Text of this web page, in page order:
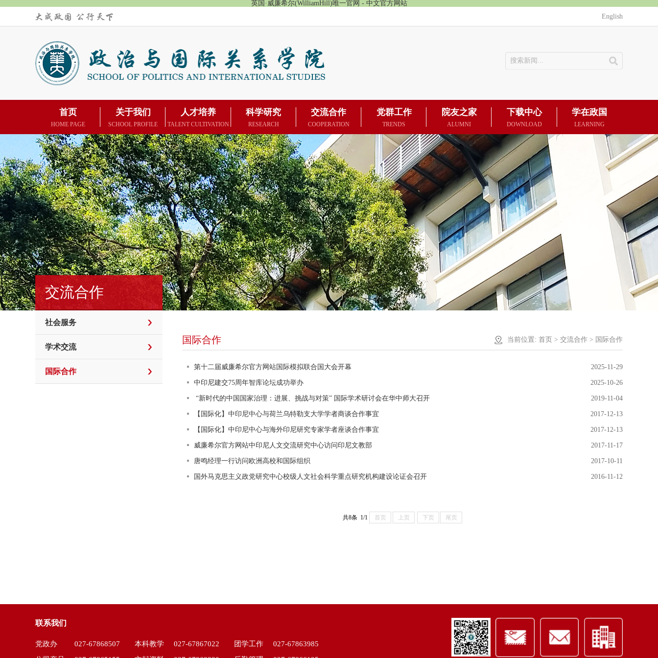
英国·威廉希尔(WilliamHill)唯一官网 - 中文官方网站
English
首页
HOME PAGE
关于我们
SCHOOL PROFILE
人才培养
TALENT CULTIVATION
科学研究
RESEARCH
交流合作
COOPERATION
党群工作
TRENDS
院友之家
ALUMNI
下载中心
DOWNLOAD
学在政国
LEARNING
交流合作
社会服务
学术交流
国际合作
国际合作 当前位置: 首页 > 交流合作 > 国际合作
第十二届威廉希尔官方网站国际模拟联合国大会开幕 2025-11-29
中印尼建交75周年智库论坛成功举办 2025-10-26
“新时代的中国国家治理：进展、挑战与对策” 国际学术研讨会在华中师大召开 2019-11-04
【国际化】中印尼中心与荷兰乌特勒支大学学者商谈合作事宜 2017-12-13
【国际化】中印尼中心与海外印尼研究专家学者座谈合作事宜 2017-12-13
威廉希尔官方网站中印尼人文交流研究中心访问印尼文教部 2017-11-17
唐鸣经理一行访问欧洲高校和国际组织 2017-10-11
国外马克思主义政党研究中心校级人文社会科学重点研究机构建设论证会召开 2016-11-12
共8条 1/1 首页 上页 下页 尾页
联系我们
党政办 027-67868507 本科教学 027-67867022 团学工作
027-67863985